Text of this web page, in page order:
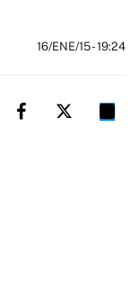
16/ENE/15- 19:24